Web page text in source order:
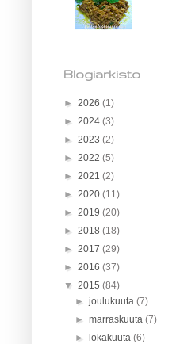
Blogiarkisto
► 2026 (1)
► 2024 (3)
► 2023 (2)
► 2022 (5)
► 2021 (2)
► 2020 (11)
► 2019 (20)
► 2018 (18)
► 2017 (29)
► 2016 (37)
▼ 2015 (84)
►joulukuuta(7)
►marraskuuta(7)
►lokakuuta(6)